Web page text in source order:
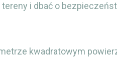
i dbać o
kwadratowym